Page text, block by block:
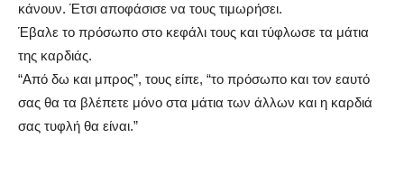
κάνουν. Έτσι αποφάσισε να τους τιμωρήσει.
Έβαλε το πρόσωπο στο κεφάλι τους και τύφλωσε τα μάτια
της καρδιάς.
“Από δω και μπρος”, τους είπε, “το πρόσωπο και τον εαυτό
σας θα τα βλέπετε μόνο στα μάτια των άλλων και η καρδιά
σας τυφλή θα είναι.”